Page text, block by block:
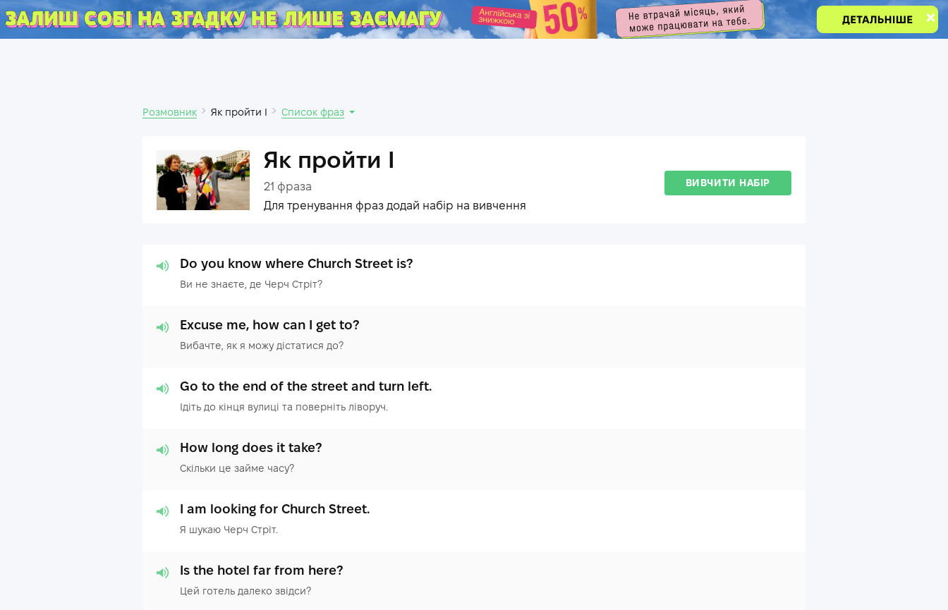
.
Розмовник Як пройти I Список фраз
Як пройти I
21 фраза
Для тренування фраз додай набір на вивчення
ВИВЧИТИ НАБІР
Do you know where Church Street is?
Ви не знаєте, де Черч Стріт?
Excuse me, how can I get to?
Вибачте, як я можу дістатися до?
Go to the end of the street and turn left.
Ідіть до кінця вулиці та поверніть ліворуч.
How long does it take?
Скільки це займе часу?
I am looking for Church Street.
Я шукаю Черч Стріт.
Is the hotel far from here?
Цей готель далеко звідси?